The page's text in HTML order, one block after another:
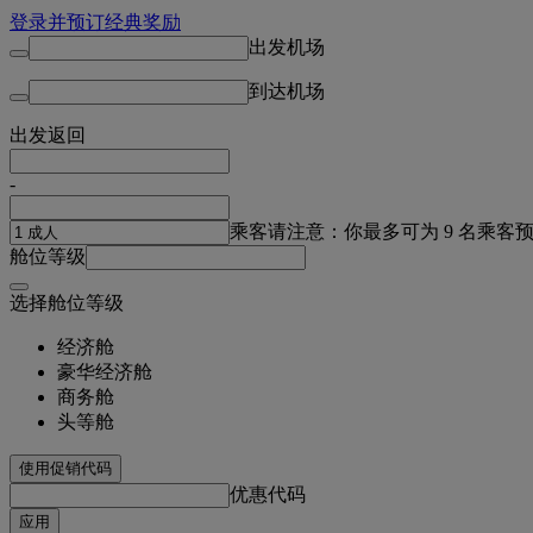
登录并预订经典奖励
出发机场
到达机场
出发返回
-
乘客请注意：你最多可为 9 名乘客
舱位等级
选择舱位等级
经济舱
豪华经济舱
商务舱
头等舱
使用促销代码
优惠代码
应用